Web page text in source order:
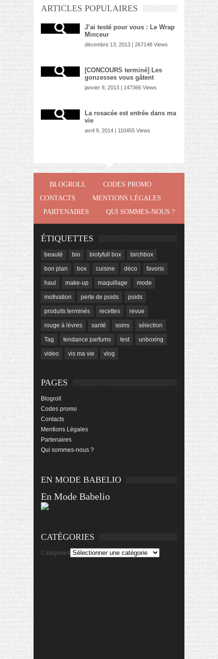
ARTICLES POPULAIRES
J’ai testé pour vous : Le Wrap
Minceur
décembre 13, 2013 | 267148 Views
[CONCOURS terminé] Les
gonzesses vous gâtent
janvier 8, 2013 | 147366 Views
La rosacée est entrée dans ma
vie
avril 9, 2014 | 110455 Views
BLOGROLL
CODES PROMO
CONTACTS
MENTIONS LÉGALES
PARTENAIRES
QUI SOMMES-NOUS ?
ÉTIQUETTES
beauté bio biotyfull box birchbox
bon plan box cuisine déco favoris
haul make-up maquillage mode
motivation perte de poids poids
produits terminés recettes revue
rouge à lèvres santé soins sélection
Tag tendance parfums test unboxing
video vis ma vie vlog
PAGES
Blogroll
Codes promo
Contacts
Mentions Légales
Partenaires
Qui sommes-nous ?
EN MODE BABELIO
En Mode Babelio
CATÉGORIES
Catégories